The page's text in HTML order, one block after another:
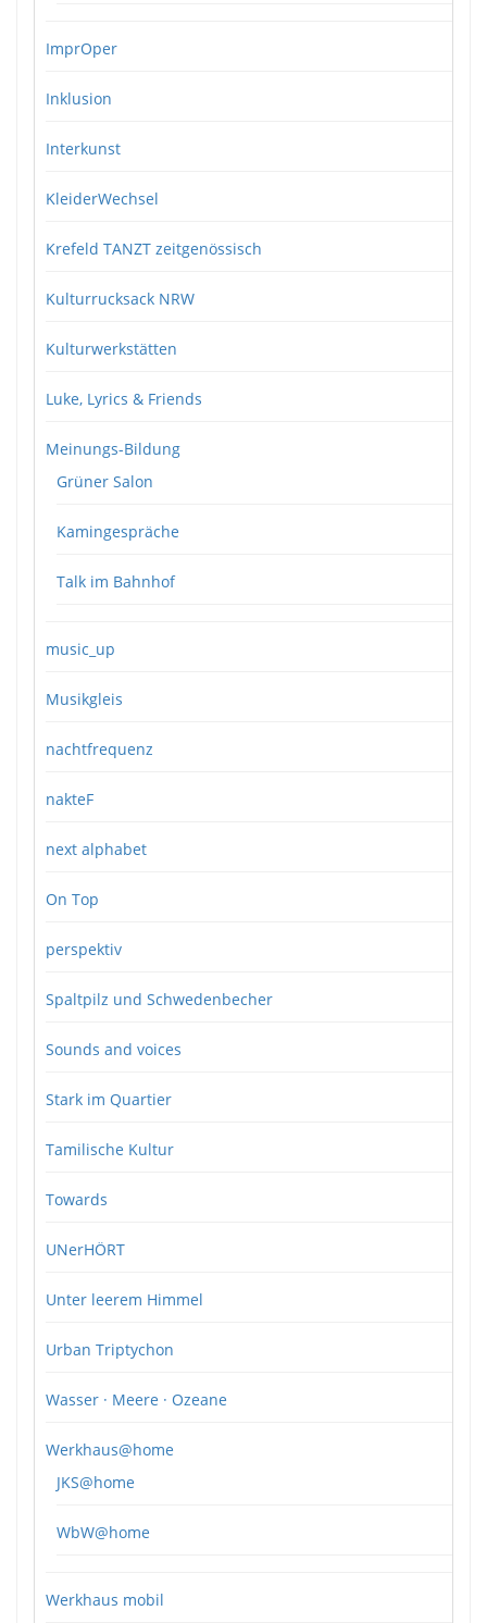
ImprOper
Inklusion
Interkunst
KleiderWechsel
Krefeld TANZT zeitgenössisch
Kulturrucksack NRW
Kulturwerkstätten
Luke, Lyrics & Friends
Meinungs-Bildung
Grüner Salon
Kamingespräche
Talk im Bahnhof
music_up
Musikgleis
nachtfrequenz
nakteF
next alphabet
On Top
perspektiv
Spaltpilz und Schwedenbecher
Sounds and voices
Stark im Quartier
Tamilische Kultur
Towards
UNerHÖRT
Unter leerem Himmel
Urban Triptychon
Wasser · Meere · Ozeane
Werkhaus@home
JKS@home
WbW@home
Werkhaus mobil